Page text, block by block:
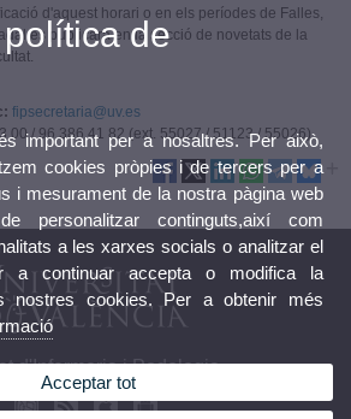
d'aquest horari o en els períodes de Falles,
es publicarà en la secció de novetats de la
fipsecretaria@uv.es
00 / 96 386 41 82 (ext. 55027 / 51123 / 55026)
d'Infermeria i Podologia
de
important per a nosaltres. Per això,
cookies pròpies i de tercers per a
i mesurament de la nostra pàgina web
personalitzar continguts,així com
a les xarxes socials o analitzar el
a continuar accepta o modifica la
nostres cookies. Per a obtenir més
Acceptar tot